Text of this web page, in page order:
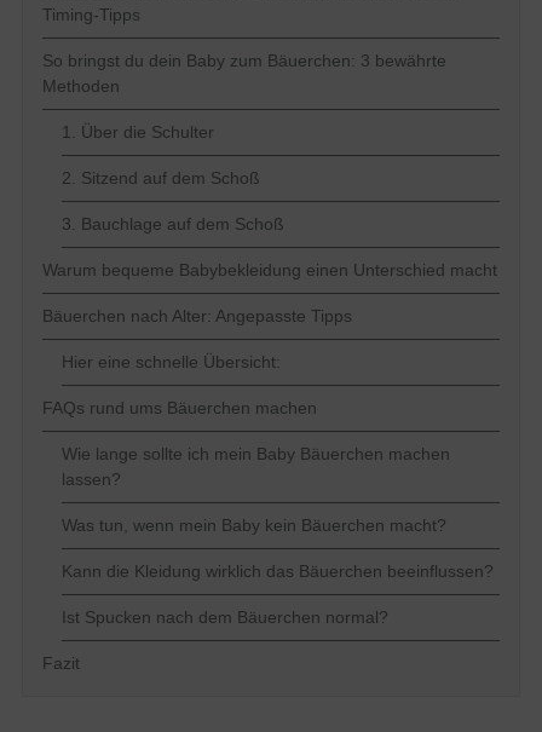
Timing-Tipps
So bringst du dein Baby zum Bäuerchen: 3 bewährte
Methoden
1. Über die Schulter
2. Sitzend auf dem Schoß
3. Bauchlage auf dem Schoß
Warum bequeme Babybekleidung einen Unterschied macht
Bäuerchen nach Alter: Angepasste Tipps
Hier eine schnelle Übersicht:
FAQs rund ums Bäuerchen machen
Wie lange sollte ich mein Baby Bäuerchen machen
lassen?
Was tun, wenn mein Baby kein Bäuerchen macht?
Kann die Kleidung wirklich das Bäuerchen beeinflussen?
Ist Spucken nach dem Bäuerchen normal?
Fazit